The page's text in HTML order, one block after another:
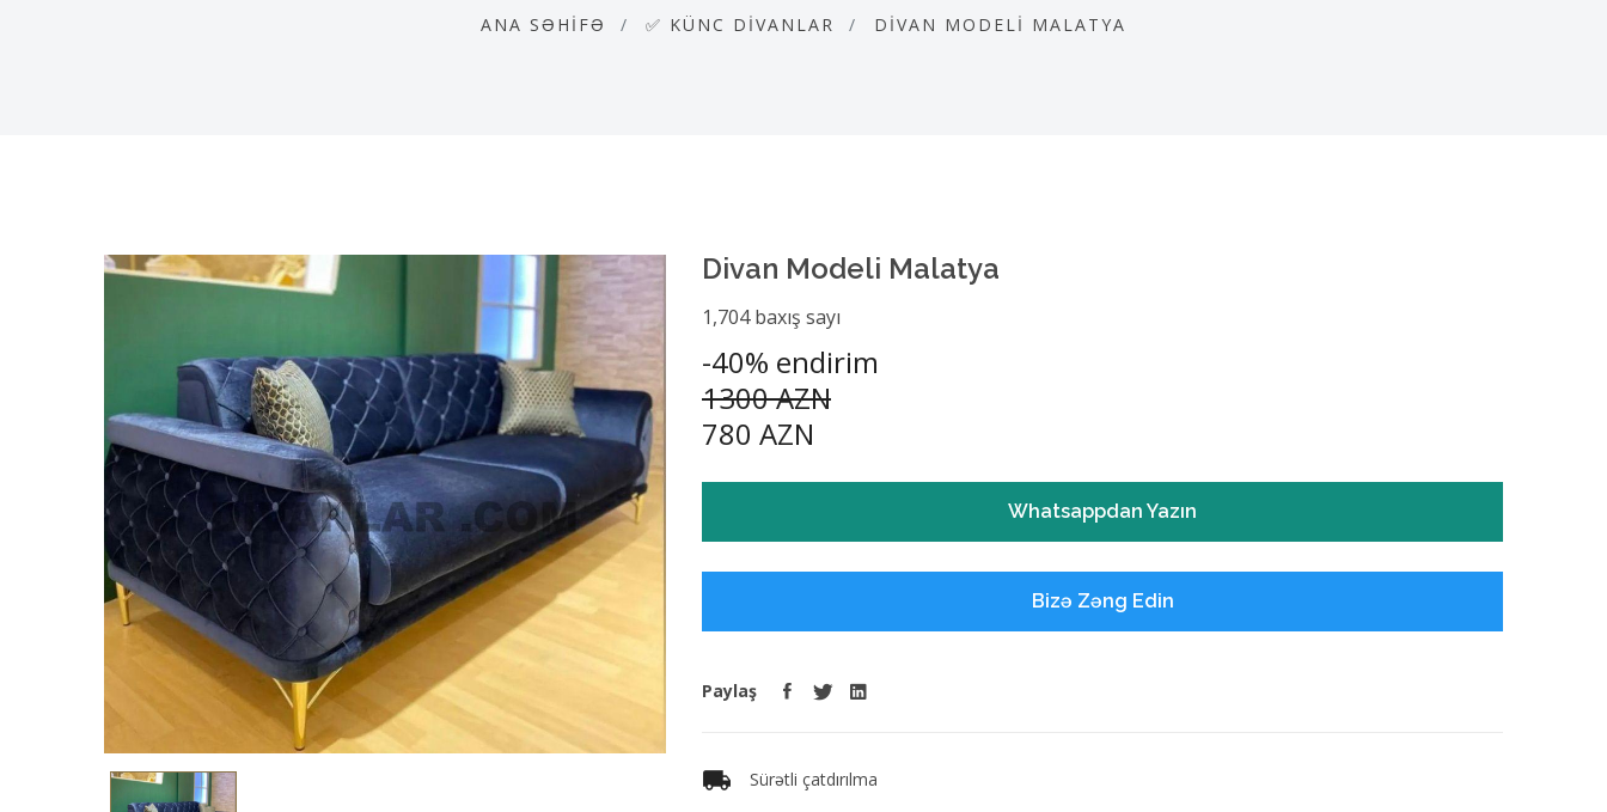
ANA SƏHIFƏ ✅ KÜNC DIVANLAR DIVAN MODELI MALATYA
Divan Modeli Malatya
1,704 baxış sayı
-40% endirim
1300 AZN
780 AZN
Whatsappdan Yazın
Bizə Zəng Edin
Paylaş
Sürətli çatdırılma